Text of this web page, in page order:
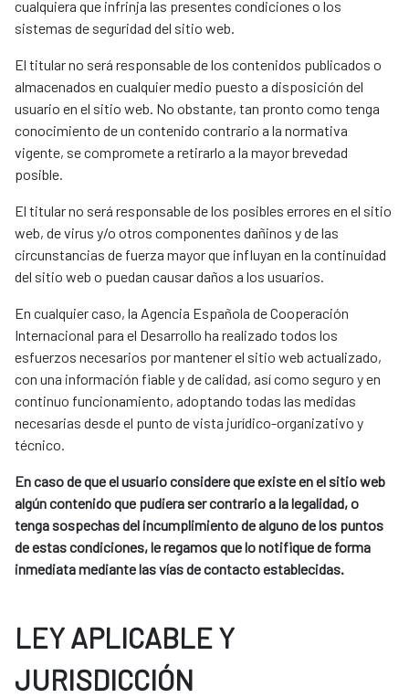
cualquiera que infrinja las presentes condiciones o los
sistemas de seguridad del sitio web.
El titular no será responsable de los contenidos publicados o
almacenados en cualquier medio puesto a disposición del
usuario en el sitio web. No obstante, tan pronto como tenga
conocimiento de un contenido contrario a la normativa
vigente, se compromete a retirarlo a la mayor brevedad
posible.
El titular no será responsable de los posibles errores en el sitio
web, de virus y/o otros componentes dañinos y de las
circunstancias de fuerza mayor que influyan en la continuidad
del sitio web o puedan causar daños a los usuarios.
En cualquier caso, la Agencia Española de Cooperación
Internacional para el Desarrollo ha realizado todos los
esfuerzos necesarios por mantener el sitio web actualizado,
con una información fiable y de calidad, así como seguro y en
continuo funcionamiento, adoptando todas las medidas
necesarias desde el punto de vista jurídico-organizativo y
técnico.
En caso de que el usuario considere que existe en el sitio web
algún contenido que pudiera ser contrario a la legalidad, o
tenga sospechas del incumplimiento de alguno de los puntos
de estas condiciones, le regamos que lo notifique de forma
inmediata mediante las vías de contacto establecidas.
LEY APLICABLE Y
JURISDICCIÓN